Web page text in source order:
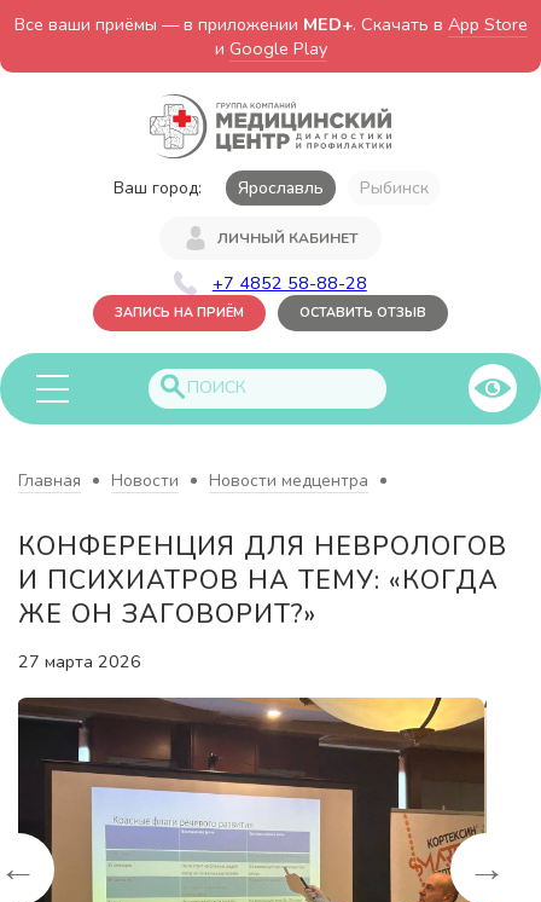
Все ваши приёмы — в приложении MED+. Скачать в App Store
и Google Play
Ваш город: Ярославль Рыбинск
ЛИЧНЫЙ КАБИНЕТ
+7 4852 58-88-28
ЗАПИСЬ НА ПРИЁМ ОСТАВИТЬ ОТЗЫВ
Главная Новости Новости медцентра
КОНФЕРЕНЦИЯ ДЛЯ НЕВРОЛОГОВ
И ПСИХИАТРОВ НА ТЕМУ: «КОГДА
ЖЕ ОН ЗАГОВОРИТ?»
27 марта 2026
← →